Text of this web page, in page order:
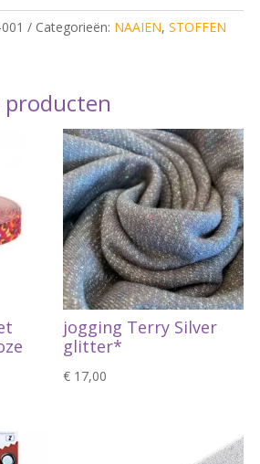
Categorieën: NAAIEN, STOFFEN
producten
jogging Terry Silver
glitter*
€ 17,00